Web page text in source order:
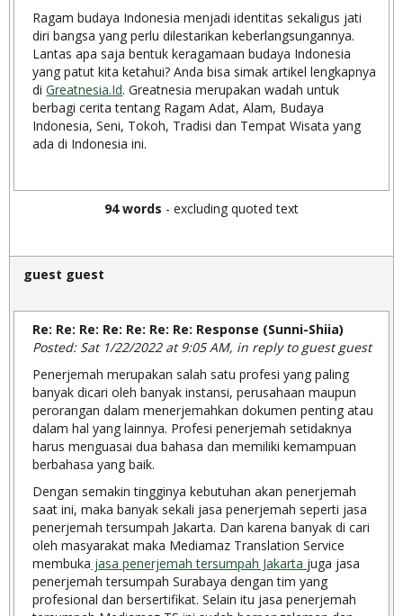
Ragam budaya Indonesia menjadi identitas sekaligus jati
diri bangsa yang perlu dilestarikan keberlangsungannya.
Lantas apa saja bentuk keragamaan budaya Indonesia
yang patut kita ketahui? Anda bisa simak artikel lengkapnya
diGreatnesia.Id. Greatnesia merupakan wadah untuk
berbagi cerita tentang Ragam Adat, Alam, Budaya
Indonesia, Seni, Tokoh, Tradisi dan Tempat Wisata yang
ada di Indonesia ini.
94 words - excluding quoted text
guest guest
Re: Re: Re: Re: Re: Re: Re: Response (Sunni-Shiia)
Posted: Sat 1/22/2022 at 9:05 AM, in reply to guest guest
Penerjemah merupakan salah satu profesi yang paling
banyak dicari oleh banyak instansi, perusahaan maupun
perorangan dalam menerjemahkan dokumen penting atau
dalam hal yang lainnya. Profesi penerjemah setidaknya
harus menguasai dua bahasa dan memiliki kemampuan
berbahasa yang baik.
Dengan semakin tingginya kebutuhan akan penerjemah
saat ini, maka banyak sekali jasa penerjemah seperti jasa
penerjemah tersumpah Jakarta. Dan karena banyak di cari
oleh masyarakat maka Mediamaz Translation Service
membuka jasa penerjemah tersumpah Jakarta juga jasa
penerjemah tersumpah Surabaya dengan tim yang
profesional dan bersertifikat. Selain itu jasa penerjemah